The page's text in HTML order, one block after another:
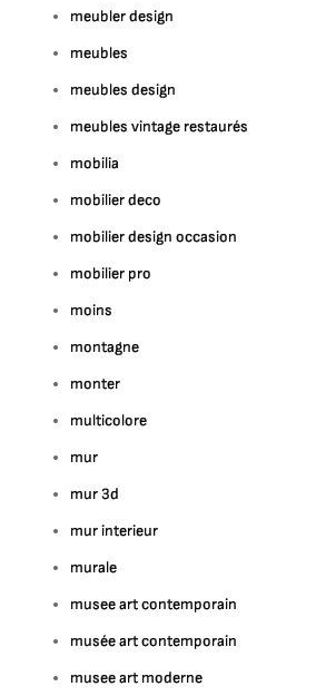
meubler design
meubles
meubles design
meubles vintage restaurés
mobilia
mobilier deco
mobilier design occasion
mobilier pro
moins
montagne
monter
multicolore
mur
mur 3d
mur interieur
murale
musee art contemporain
musée art contemporain
musee art moderne